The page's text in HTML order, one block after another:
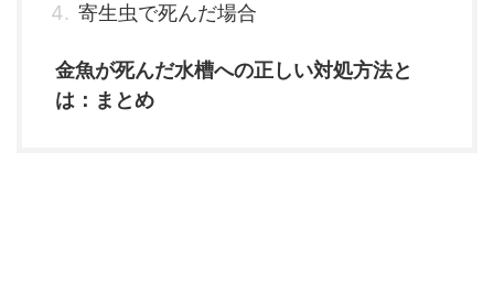
寄生虫で死んだ場合
金魚が死んだ水槽への正しい対処方法と
は：まとめ